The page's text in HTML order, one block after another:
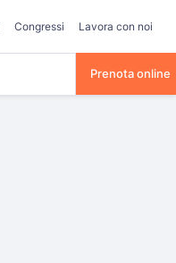
Congressi Lavora con noi
Prenota online